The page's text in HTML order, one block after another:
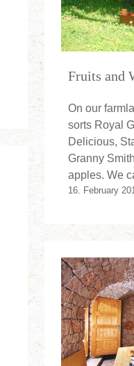
Fruits and
On our
sorts Royal
Delicious,
Granny
apples. We
16. February